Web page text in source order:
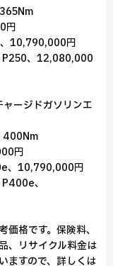
円
、10,790,000円
P250、12,080,000
ージドガソリンエ
400Nm
円
、10,790,000円
、
格です。保険料、
、リサイクル料金は
ますので、詳しくは